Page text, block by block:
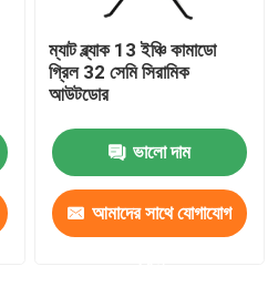
ম্যাট ব্ল্যাক 13 ইঞ্চি কামাডো
গ্রিল 32 সেমি সিরামিক
আউটডোর
ভালো দাম
আমাদের সাথে যোগাযোগ